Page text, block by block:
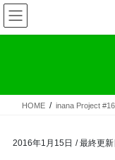
コ
ン
テ
ス
ナ
ビ
ゲ
ン
HOME inana Project
2016年1月15日 / 最終更